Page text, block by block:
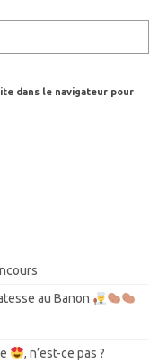
dans le navigateur pour
au Banon
, n’est-ce pas ?